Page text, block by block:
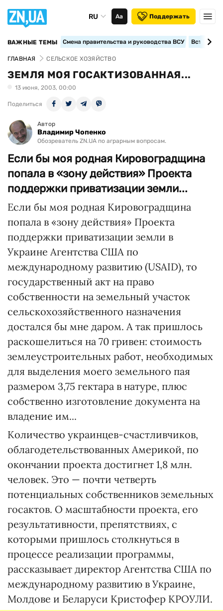
RU Аа Поддержать
ВАЖНЫЕ ТЕМЫ Смена правительства и руководства ВСУ
ГЛАВНАЯ СЕЛЬСКОЕ ХОЗЯЙСТВО
ЗЕМЛЯ МОЯ ГОСАКТИЗОВАННАЯ...
13 июня, 2003, 00:00
Поделиться
Автор
Владимир Чопенко
Обозреватель ZN.UA по аграрным вопросам.
Если бы моя родная Кировоградщина
попала в «зону действия» Проекта
поддержки приватизации земли...
Если бы моя родная Кировоградщина
попала в «зону действия» Проекта
поддержки приватизации земли в
Украине Агентства США по
международному развитию (USAID), то
государственный акт на право
собственности на земельный участок
сельскохозяйственного назначения
достался бы мне даром. А так пришлось
раскошелиться на 70 гривен: стоимость
землеустроительных работ, необходимых
для выделения моего земельного пая
размером 3,75 гектара в натуре, плюс
собственно изготовление документа на
владение им...
Количество украинцев-счастливчиков,
облагодетельствованных Америкой, по
окончании проекта достигнет 1,8 млн.
человек. Это — почти четверть
потенциальных собственников земельных
госактов. О масштабности проекта, его
результативности, препятствиях, с
которыми пришлось столкнуться в
процессе реализации программы,
рассказывает директор Агентства США по
международному развитию в Украине,
Молдове и Беларуси Кристофер КРОУЛИ.